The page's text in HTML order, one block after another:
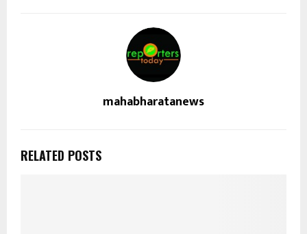
mahabharatanews
RELATED POSTS